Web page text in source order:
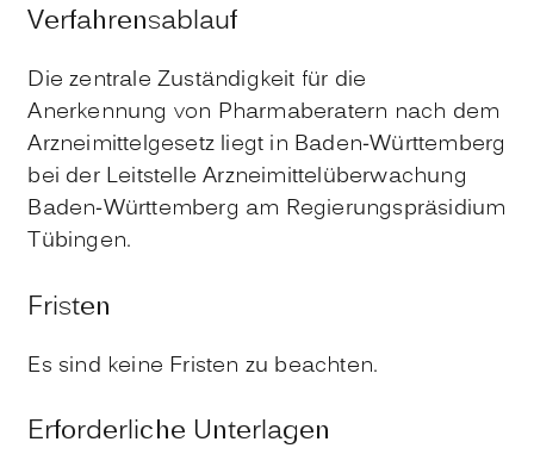
Verfahrensablauf
Die zentrale Zuständigkeit für die
Anerkennung von Pharmaberatern nach dem
Arzneimittelgesetz liegt in Baden-Württemberg
bei der Leitstelle Arzneimittelüberwachung
Baden-Württemberg am Regierungspräsidium
Tübingen.
Fristen
Es sind keine Fristen zu beachten.
Erforderliche Unterlagen